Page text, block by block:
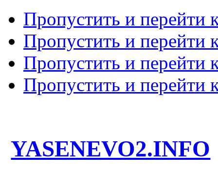
Пропустить и перейти
Пропустить и перейти
Пропустить и перейти
Пропустить и перейти
YASENEVO2.INFO